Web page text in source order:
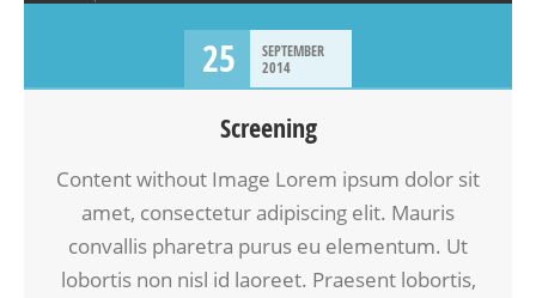
25
SEPTEMBER
2014
Screening
Content without Image Lorem ipsum dolor sit
amet, consectetur adipiscing elit. Mauris
convallis pharetra purus eu elementum. Ut
lobortis non nisl id laoreet. Praesent lobortis,